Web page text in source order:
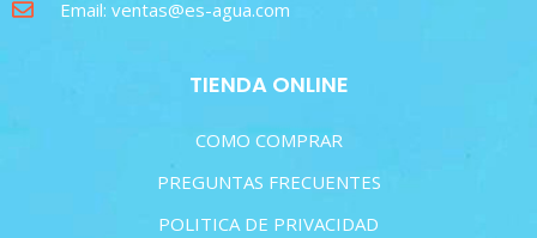
Email: ventas@es-agua.com
TIENDA ONLINE
COMO COMPRAR
PREGUNTAS FRECUENTES
POLITICA DE PRIVACIDAD